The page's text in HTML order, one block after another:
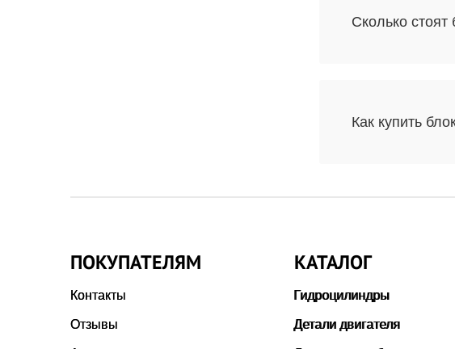
Сколько
Как купить
ПОКУПАТЕЛЯМ
Контакты
Отзывы
КАТАЛОГ
Гидроцилиндры
Детали двигателя